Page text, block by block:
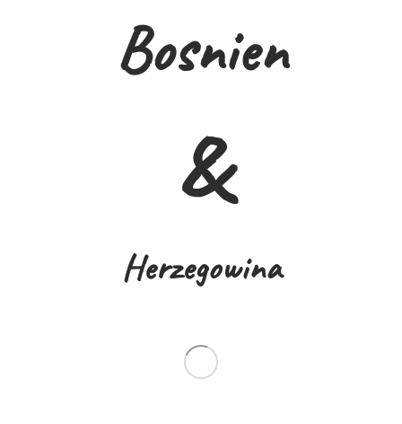
Bosnien
&
Herzegowina